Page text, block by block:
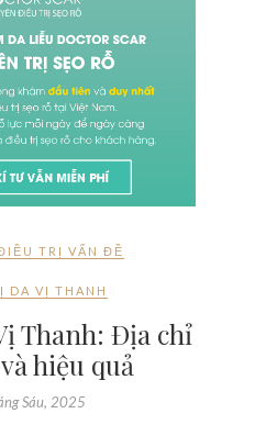
TRỊ VẤN ĐỀ
DA VỊ THANH
Thanh: Địa chỉ
hiệu quả
Sáu, 2025